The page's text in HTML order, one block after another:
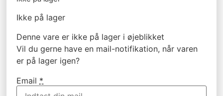
Ikke på lager
Denne vare er ikke på lager i øjeblikket
Vil du gerne have en mail-notifikation, når varen
er på lager igen?
Email *